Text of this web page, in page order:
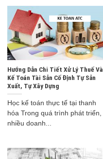
Hướng Dẫn Chi Tiết Xử Lý Thuế Và
Kế Toán Tài Sản Cố Định Tự Sản
Xuất, Tự Xây Dựng
Học kế toán thực tế tại thanh
hóa Trong quá trình phát triển,
nhiều doanh...